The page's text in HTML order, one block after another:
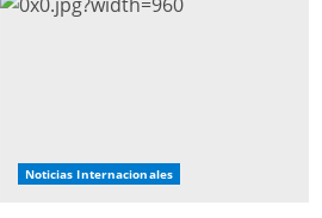
Noticias Internacionales